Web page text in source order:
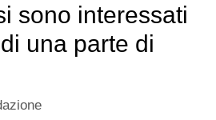
sono interessati
una parte di